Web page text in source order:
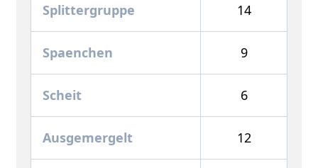
Splittergruppe 14
Spaenchen 9
Scheit 6
Ausgemergelt 12